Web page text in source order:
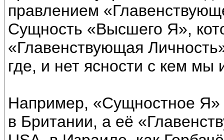
правлением
Сущность «Высшего Я»,
«Главенствующая
где, и нет ясности с кем
Например, «Сущностное Я»
в Британии, а её